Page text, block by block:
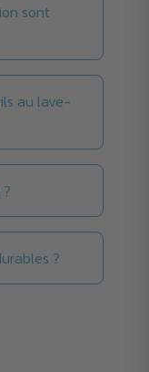
sont
au lave-
?